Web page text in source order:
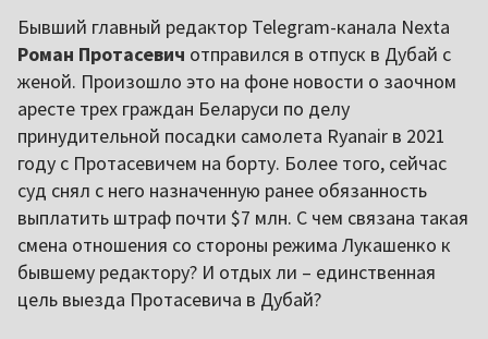
Бывший главный редактор Telegram-канала Nexta
Роман Протасевич отправился в отпуск в Дубай с
женой. Произошло это на фоне новости о заочном
аресте трех граждан Беларуси по делу
принудительной посадки самолета Ryanair в 2021
году с Протасевичем на борту. Более того, сейчас
суд снял с него назначенную ранее обязанность
выплатить штраф почти $7 млн. С чем связана такая
смена отношения со стороны режима Лукашенко к
бывшему редактору? И отдых ли – единственная
цель выезда Протасевича в Дубай?